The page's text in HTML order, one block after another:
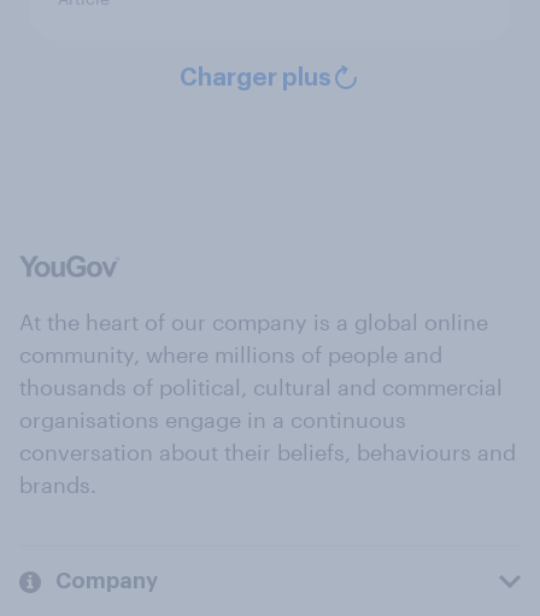
Charger plus
At the heart of our company is a global online
community, where millions of people and
thousands of political, cultural and commercial
organisations engage in a continuous
conversation about their beliefs, behaviours and
brands.
Company